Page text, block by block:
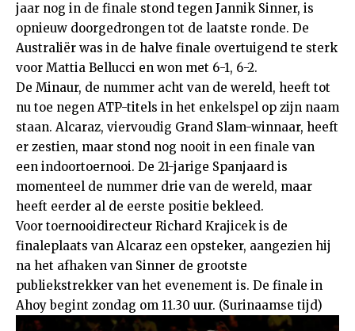
jaar nog in de finale stond tegen Jannik Sinner, is
opnieuw doorgedrongen tot de laatste ronde. De
Australiër was in de halve finale overtuigend te sterk
voor Mattia Bellucci en won met 6-1, 6-2.
De Minaur, de nummer acht van de wereld, heeft tot
nu toe negen ATP-titels in het enkelspel op zijn naam
staan. Alcaraz, viervoudig Grand Slam-winnaar, heeft
er zestien, maar stond nog nooit in een finale van
een indoortoernooi. De 21-jarige Spanjaard is
momenteel de nummer drie van de wereld, maar
heeft eerder al de eerste positie bekleed.
Voor toernooidirecteur Richard Krajicek is de
finaleplaats van Alcaraz een opsteker, aangezien hij
na het afhaken van Sinner de grootste
publiekstrekker van het evenement is. De finale in
Ahoy begint zondag om 11.30 uur. (Surinaamse tijd)